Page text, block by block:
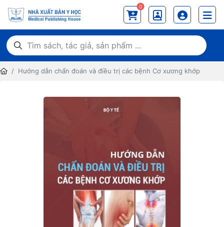
0
Hướng dẫn chẩn đoán và điều trị các bệnh Cơ xương khớp